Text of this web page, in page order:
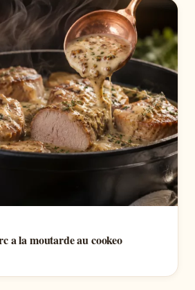
a la moutarde au cookeo